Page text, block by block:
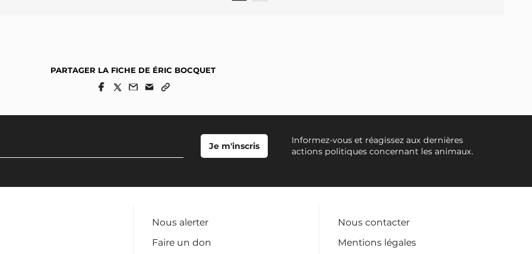
PARTAGER LA FICHE DE ÉRIC BOCQUET
Informez-vous et réagissez aux dernières
actions politiques concernant les animaux.
Nous alerter
Faire un don
Nous contacter
Mentions légales